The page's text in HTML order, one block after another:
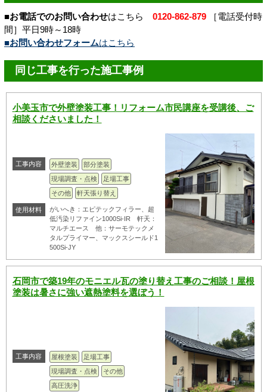
■お電話でのお問い合わせはこちら 0120-862-879 ［電話受付時
間］平日9時～18時
■お問い合わせフォームはこちら
同じ工事を行った施工事例
小美玉市で外壁塗装工事！リフォーム市民講座を受講後、ご
相談くださいました！
工事内容 外壁塗装
部分塗装
現場調査・点検
足場工事
その他
軒天張り替え
使用材料
がいへき：エピテックフィラー、超
低汚染リファイン1000Si-IR 軒天：
マルチエース 他：サーモテックメ
タルプライマー、マックスシールド1
500Si-JY
石岡市で築19年のモニエル瓦の塗り替え工事のご相談！屋根
塗装は暑さに強い遮熱塗料を選ぼう！
工事内容 屋根塗装
足場工事
現場調査・点検
その他
高圧洗浄